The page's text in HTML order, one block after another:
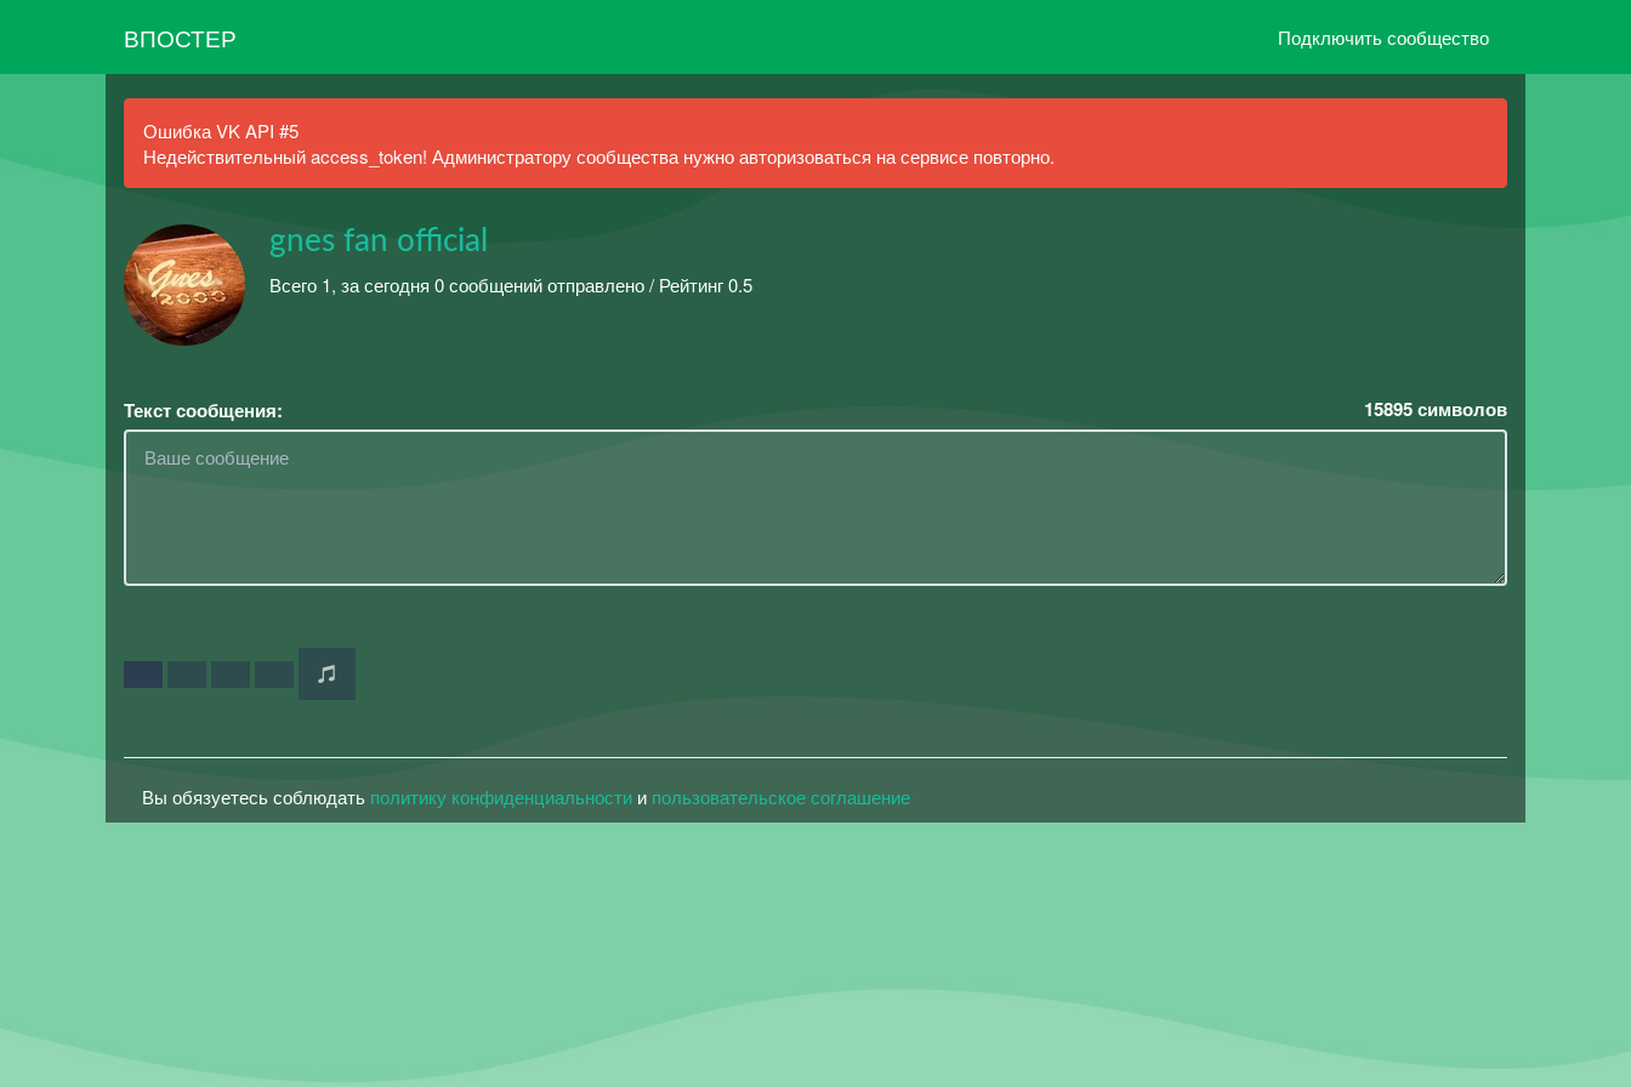
ВПОСТЕР Подключить сообщество
Ошибка VK API #5
Недействительный access_token! Администратору сообщества нужно авторизоваться на сервисе повторно.
gnes fan official
Всего 1, за сегодня 0 сообщений отправлено / Рейтинг 0.5
Текст сообщения: 15895символов
Вы обязуетесь соблюдать политику конфиденциальности и пользовательское соглашение